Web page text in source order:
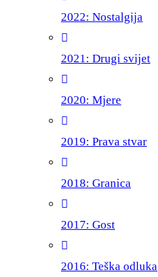
2022: Nostalgija
2021: Drugi svijet
2020: Mjere
2019: Prava stvar
2018: Granica
2017: Gost
2016: Teška odluka